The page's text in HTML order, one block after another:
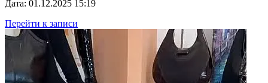
Дата: 01.12.2025 15:19
Перейти к записи